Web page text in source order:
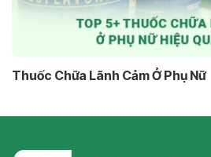
Thuốc Chữa Lãnh Cảm Ở Phụ Nữ